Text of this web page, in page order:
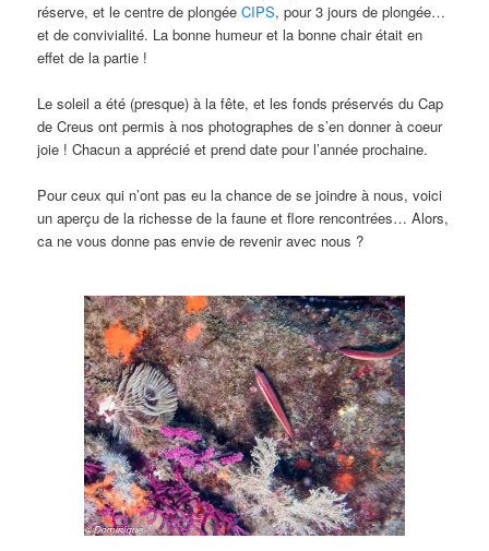
réserve, et le centre de plongéeCIPS, pour 3 jours de plongée…
et de convivialité. La bonne humeur et la bonne chair était en
effet de la partie !
Le soleil a été (presque) à la fête, et les fonds préservés du Cap
de Creus ont permis à nos photographes de s’en donner à coeur
joie ! Chacun a apprécié et prend date pour l’année prochaine.
Pour ceux qui n’ont pas eu la chance de se joindre à nous, voici
un aperçu de la richesse de la faune et flore rencontrées… Alors,
ca ne vous donne pas envie de revenir avec nous ?